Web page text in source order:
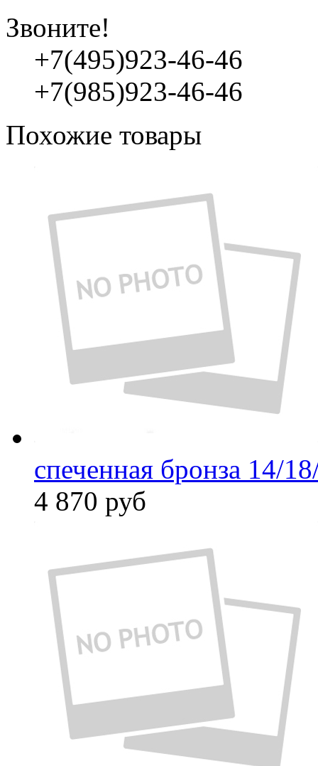
Звоните!
+7(495)923-46-46
+7(985)923-46-46
Похожие товары
спеченная бронза 14/
4 870 руб